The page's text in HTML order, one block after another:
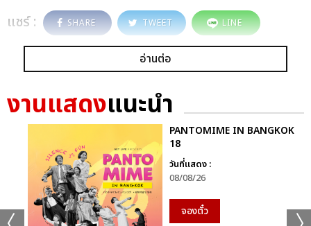
แชร์ : SHARE TWEET LINE
อ่านต่อ
งานแสดงแนะนำ
PANTOMIME IN BANGKOK
18
วันที่แสดง :
08/08/26
จองตั๋ว